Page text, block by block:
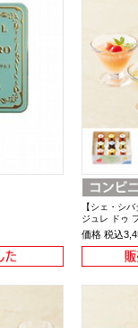
【シェ・シバ
ジュレ ドゥ
価格 税込